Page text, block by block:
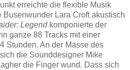
erreichte die flexible Musik
Lara Croft akustisch
Legendkomponierte der
ganze 88 Tracks mit einer
Stunden. An der Masse des
die Sounddesigner Mike
die Finger wund. Dass sich